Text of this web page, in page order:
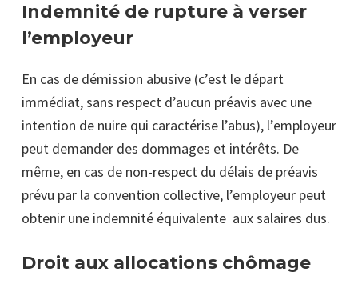
Indemnité de rupture à verser
l’employeur
En cas de démission abusive (c’est le départ
immédiat, sans respect d’aucun préavis avec une
intention de nuire qui caractérise l’abus), l’employeur
peut demander des dommages et intérêts. De
même, en cas de non-respect du délais de préavis
prévu par la convention collective, l’employeur peut
obtenir une indemnité équivalente aux salaires dus.
Droit aux allocations chômage